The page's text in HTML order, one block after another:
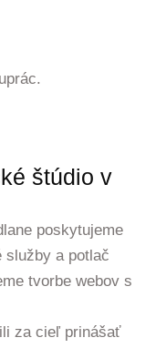
štúdio v
poskytujeme
služby a potlač
tvorbe webov s
za cieľ prinášať